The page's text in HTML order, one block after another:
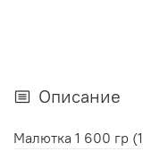
Описание
Малютка 1 600 гр